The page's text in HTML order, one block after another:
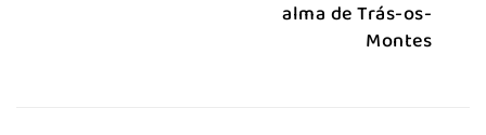
alma de Trás-os-
Montes